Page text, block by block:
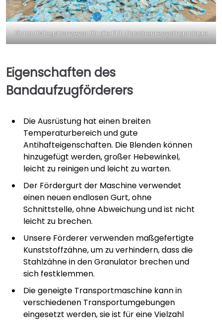
Gurtaufstiegskonveyor für die PET-Flaschenrecyclinganlage
Eigenschaften des
Bandaufzugförderers
Die Ausrüstung hat einen breiten
Temperaturbereich und gute
Antihafteigenschaften. Die Blenden können
hinzugefügt werden, großer Hebewinkel,
leicht zu reinigen und leicht zu warten.
Der Fördergurt der Maschine verwendet
einen neuen endlosen Gurt, ohne
Schnittstelle, ohne Abweichung und ist nicht
leicht zu brechen.
Unsere Förderer verwenden maßgefertigte
Kunststoffzähne, um zu verhindern, dass die
Stahlzähne in den Granulator brechen und
sich festklemmen.
Die geneigte Transportmaschine kann in
verschiedenen Transportumgebungen
eingesetzt werden, sie ist für eine Vielzahl